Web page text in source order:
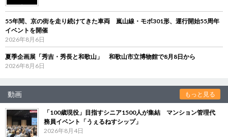
55年間、京の街を走り続けてきた車両 嵐山線・モボ301形、運行開始55周年
イベントを開催
2026年8月6日
夏季企画展「秀吉・秀長と和歌山」 和歌山市立博物館で8月8日から
2026年8月6日
動画 もっと見る
「100歳現役」目指すシニア1500人が集結 マンション管理代
務員イベント「うぇるねすシップ」
2026年8月4日